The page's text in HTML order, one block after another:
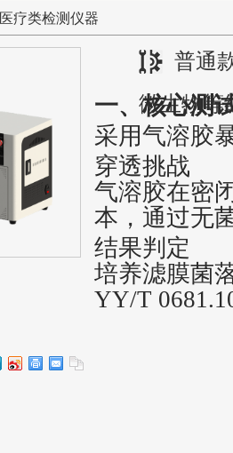
医疗类检测仪器
普通
微生物等
一、核心测
采用‌气溶胶
‌穿透挑战‌
气溶胶在密
本，通过无
‌结果判定‌
培养滤膜菌
YY/T